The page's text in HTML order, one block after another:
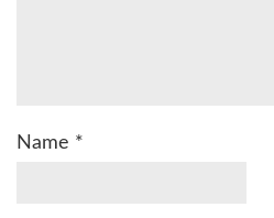
Name *